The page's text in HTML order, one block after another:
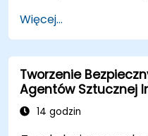
Więcej...
Tworzenie
Agentów Sztucznej
14 godzin